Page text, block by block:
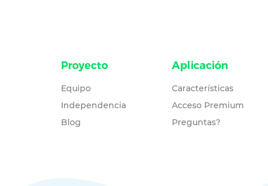
Proyecto
Equipo
Independencia
Blog
Aplicación
Características
Acceso Premium
Preguntas?